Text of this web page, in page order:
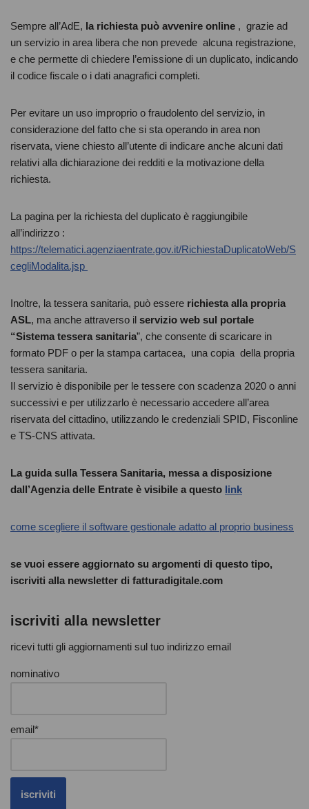
Sempre all’AdE, la richiesta può avvenire online , grazie ad
un servizio in area libera che non prevede alcuna registrazione,
e che permette di chiedere l’emissione di un duplicato, indicando
il codice fiscale o i dati anagrafici completi.
Per evitare un uso improprio o fraudolento del servizio, in
considerazione del fatto che si sta operando in area non
riservata, viene chiesto all’utente di indicare anche alcuni dati
relativi alla dichiarazione dei redditi e la motivazione della
richiesta.
La pagina per la richiesta del duplicato è raggiungibile
all’indirizzo :
https://telematici.agenziaentrate.gov.it/RichiestaDuplicatoWeb/S
cegliModalita.jsp
Inoltre, la tessera sanitaria, può essere richiesta alla propria
ASL, ma anche attraverso il servizio web sul portale
“Sistema tessera sanitaria”, che consente di scaricare in
formato PDF o per la stampa cartacea, una copia della propria
tessera sanitaria.
Il servizio è disponibile per le tessere con scadenza 2020 o anni
successivi e per utilizzarlo è necessario accedere all’area
riservata del cittadino, utilizzando le credenziali SPID, Fisconline
e TS-CNS attivata.
La guida sulla Tessera Sanitaria, messa a disposizione
dall’Agenzia delle Entrate è visibile a questo link
come scegliere il software gestionale adatto al proprio business
se vuoi essere aggiornato su argomenti di questo tipo,
iscriviti alla newsletter di fatturadigitale.com
iscriviti alla newsletter
ricevi tutti gli aggiornamenti sul tuo indirizzo email
nominativo
email*